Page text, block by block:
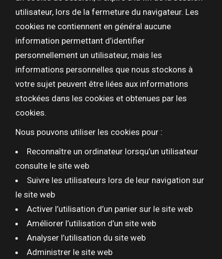
utilisateur, lors de la fermeture du navigateur. Les
cookies ne contiennent en général aucune
information permettant d’identifier
personnellement un utilisateur, mais les
informations personnelles que nous stockons à
votre sujet peuvent être liées aux informations
stockées dans les cookies et obtenues par les
cookies.
Nous pouvons utiliser les cookies pour :
Reconnaître un ordinateur lorsqu’un utilisateur
consulte le site web
Suivre les utilisateurs lors de leur navigation sur
le site web
Activer l’utilisation d’un panier sur le site web
Améliorer l’utilisation d’un site web
Analyser l’utilisation du site web
Administrer le site web